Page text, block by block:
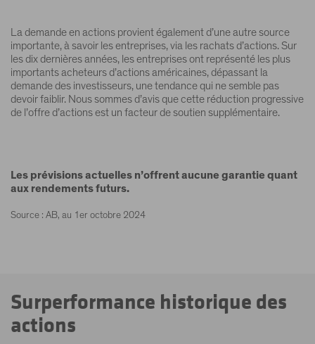
La demande en actions provient également d’une autre source
importante, à savoir les entreprises, via les rachats d’actions. Sur
les dix dernières années, les entreprises ont représenté les plus
importants acheteurs d’actions américaines, dépassant la
demande des investisseurs, une tendance qui ne semble pas
devoir faiblir. Nous sommes d’avis que cette réduction progressive
de l’offre d’actions est un facteur de soutien supplémentaire.
Les prévisions actuelles n’offrent aucune garantie quant
aux rendements futurs.
Source : AB, au 1er octobre 2024
Surperformance historique des
actions